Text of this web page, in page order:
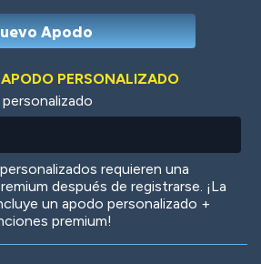
PERSONALIZADO
requieren una
después de registrarse. ¡La
un apodo personalizado +
premium!